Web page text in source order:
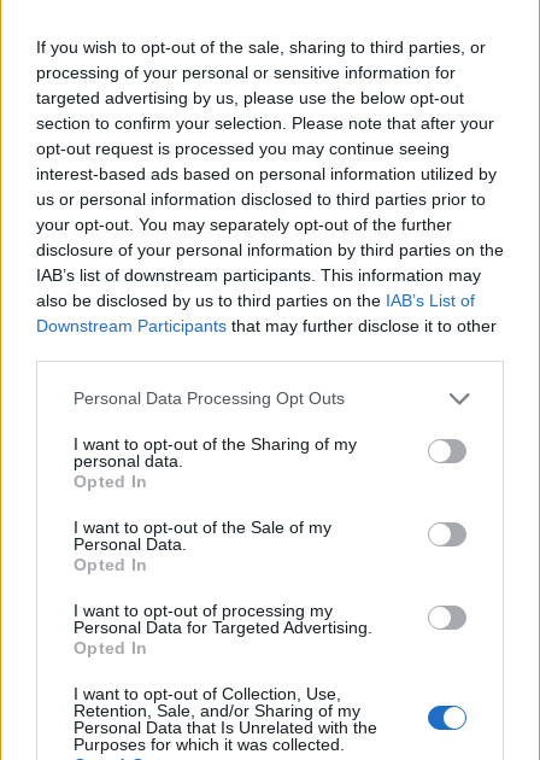
If you wish to opt-out of the sale, sharing to third parties, or
processing of your personal or sensitive information for
targeted advertising by us, please use the below opt-out
section to confirm your selection. Please note that after your
opt-out request is processed you may continue seeing
interest-based ads based on personal information utilized by
us or personal information disclosed to third parties prior to
your opt-out. You may separately opt-out of the further
disclosure of your personal information by third parties on the
IAB’s list of downstream participants. This information may
also be disclosed by us to third parties on the IAB’s List of
Downstream Participants that may further disclose it to other
Personal Data Processing Opt Outs
I want to opt-out of the Sharing of my
personal data.
Opted In
I want to opt-out of the Sale of my
Personal Data.
Opted In
I want to opt-out of processing my
Personal Data for Targeted Advertising.
Opted In
I want to opt-out of Collection, Use,
Retention, Sale, and/or Sharing of my
Personal Data that Is Unrelated with the
Purposes for which it was collected.
Ένα από τα μεγαλύτερα εμπόδια παραμένει η
εξασφάλιση πρόσβασης στο ηλεκτρικό δίκτυο.Στο
ΥΠΕΝ εξετάζεται το ενδεχόμενο να δοθεί
προτεραιότητα στα γεωθερμικά έργα για την
εξασφάλιση ηλεκτρικού χώρου, ώστε να
περιοριστεί το επενδυτικό ρίσκο και να
επιταχυνθεί η υλοποίηση ώριμων σχεδίων.Χωρίς
δυνατότητα απορρόφησης της παραγόμενης
ενέργειας, ακόμη και περιοχές με ισχυρό
γεωθερμικό δυναμικό δυσκολεύονται να περάσουν
από τη θεωρία στην πράξη.
Το μεγάλο πλεονέκτημα της γεωθερμίας
Σε αντίθεση με άλλες μορφές ανανεώσιμων πηγών
ενέργειας, η γεωθερμία μπορεί να προσφέρει
σταθερή παραγωγή ενέργειας σε 24ωρη βάση,
ανεξάρτητα από τις καιρικές συνθήκες.
Παράλληλα, μπορεί να αξιοποιηθεί σε θερμοκήπια,
τηλεθέρμανση, τουριστικές εγκαταστάσεις,
εφαρμογές.Το μεγάλο στοίχημα πλέον για την
Ελλάδα είναι αν θα καταφέρει να μετατρέψει το